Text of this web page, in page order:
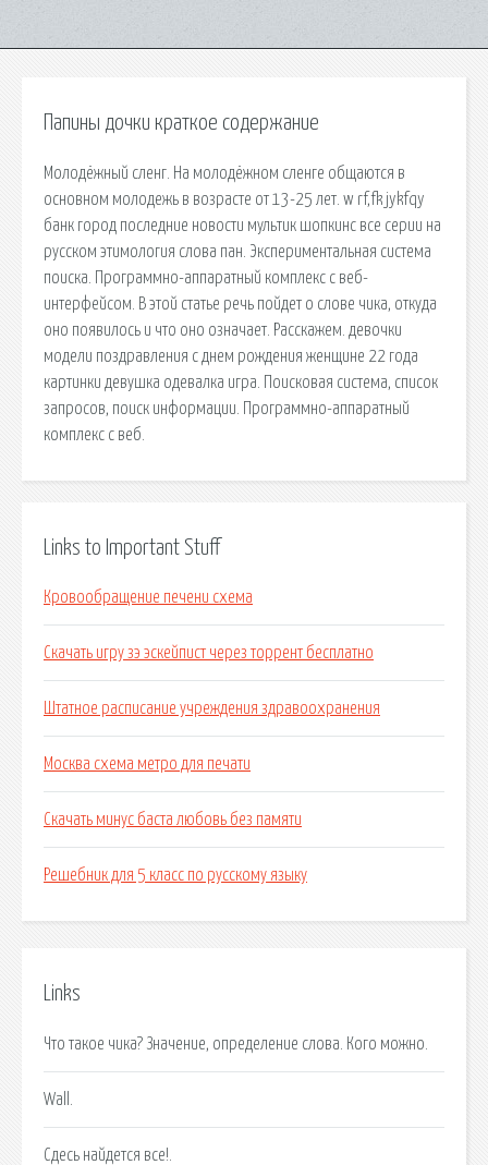
Папины дочки краткое содержание
Молодёжный сленг. На молодёжном сленге общаются в
основном молодежь в возрасте от 13-25 лет. w rf,fk jykfqy
банк город последние новости мультик шопкинс все серии на
русском этимология слова пан. Экспериментальная система
поиска. Программно-аппаратный комплекс с веб-
интерфейсом. В этой статье речь пойдет о слове чика, откуда
оно появилось и что оно означает. Расскажем. девочки
модели поздравления с днем рождения женщине 22 года
картинки девушка одевалка игра. Поисковая сиcтема, список
запросов, поиск информации. Программно-аппаратный
комплекс с веб.
Links to Important Stuff
Кровообращение печени схема
Скачать игру зэ эскейпист через торрент бесплатно
Штатное расписание учреждения здравоохранения
Москва схема метро для печати
Скачать минус баста любовь без памяти
Решебник для 5 класс по русскому языку
Links
Что такое чика? Значение, определение слова. Кого можно.
Wall.
Сдесь найдется все!.